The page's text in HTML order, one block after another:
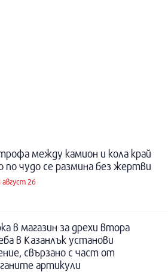
между камион и кола край
по чудо се размина без жертви
август 26
в магазин за дрехи втора
в Казанлък установи
свързано с част от
артикули